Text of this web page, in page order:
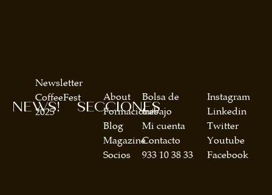
SECCIONES
About
Formaciones
Blog
Magazine
Socios
Bolsa de
trabajo
Mi cuenta
Contacto
933 10 38 33
NEWS!
Newsletter
CoffeeFest
2025
Instagram
Linkedin
Twitter
Youtube
Facebook